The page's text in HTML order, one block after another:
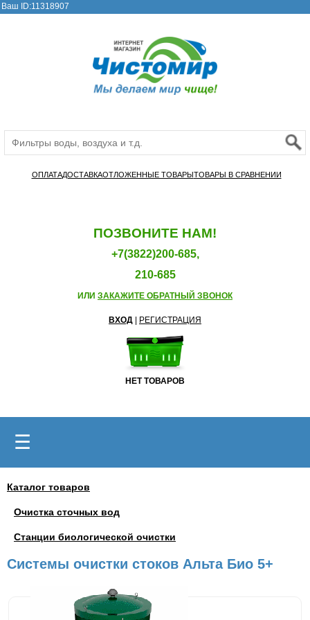
Ваш ID:11318907
ОПЛАТАДОСТАВКАОТЛОЖЕННЫЕ ТОВАРЫТОВАРЫ В СРАВНЕНИИ
ПОЗВОНИТЕ НАМ!
+7(3822)200-685,
210-685
ИЛИ ЗАКАЖИТЕ ОБРАТНЫЙ ЗВОНОК
ВХОД РЕГИСТРАЦИЯ
НЕТ ТОВАРОВ
☰
Каталог товаров
Очистка сточных вод
Станции биологической очистки
Системы очистки стоков Альта Био 5+